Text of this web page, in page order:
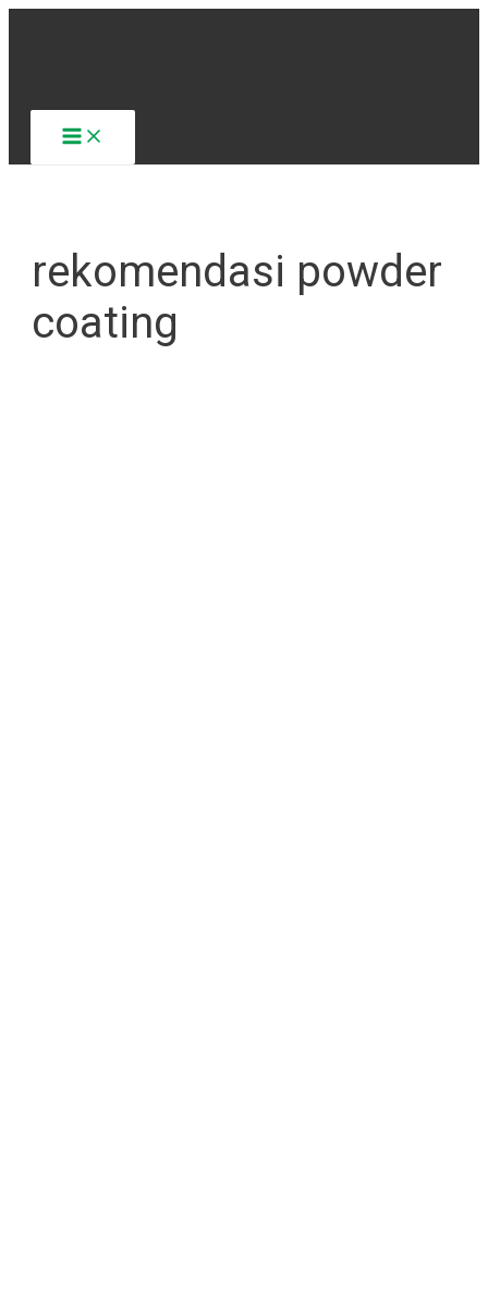
Main
Menu
rekomendasi powder
coating